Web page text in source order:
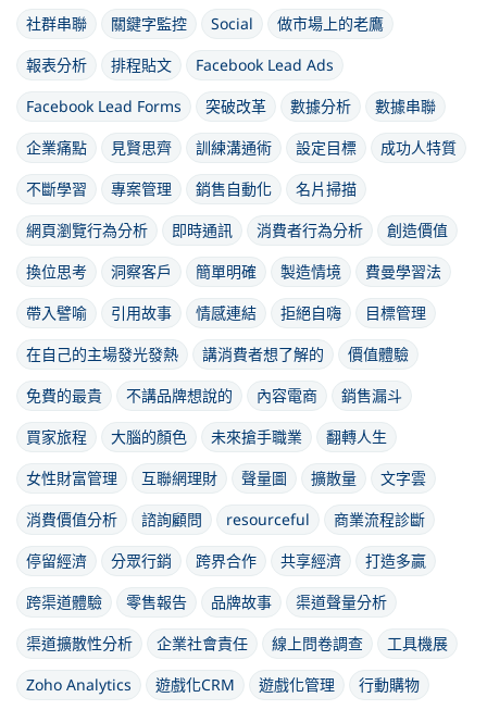
社群串聯
關鍵字監控 Social
做市場上的老鷹
報表分析
排程貼文
Facebook Lead Ads
Facebook Lead Forms
突破改革 數據分析
數據串聯
企業痛點
見賢思齊 訓練溝通術 設定目標
成功人特質
不斷學習
專案管理 銷售自動化
名片掃描
網頁瀏覽行為分析
即時通訊 消費者行為分析
創造價值
換位思考
洞察客戶 簡單明確 製造情境
費曼學習法
帶入譬喻
引用故事 情感連結 拒絕自嗨
目標管理
在自己的主場發光發熱
講消費者想了解的
價值體驗
免費的最貴
不講品牌想說的 內容電商
銷售漏斗
買家旅程
大腦的顏色 未來搶手職業
翻轉人生
女性財富管理
互聯網理財 聲量圖 擴散量
文字雲
消費價值分析
諮詢顧問 resourceful
商業流程診斷
停留經濟
分眾行銷 跨界合作 共享經濟
打造多贏
跨渠道體驗
零售報告 品牌故事
渠道聲量分析
渠道擴散性分析
企業社會責任 線上問卷調查
工具機展
Zoho Analytics
遊戲化CRM 遊戲化管理
行動購物